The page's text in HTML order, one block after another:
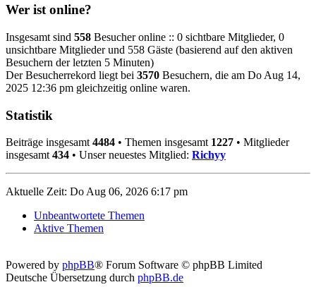
Wer ist online?
Insgesamt sind 558 Besucher online :: 0 sichtbare Mitglieder, 0
unsichtbare Mitglieder und 558 Gäste (basierend auf den aktiven
Besuchern der letzten 5 Minuten)
Der Besucherrekord liegt bei 3570 Besuchern, die am Do Aug 14,
2025 12:36 pm gleichzeitig online waren.
Statistik
Beiträge insgesamt 4484 • Themen insgesamt 1227 • Mitglieder
insgesamt 434 • Unser neuestes Mitglied: Richyy
Aktuelle Zeit: Do Aug 06, 2026 6:17 pm
Unbeantwortete Themen
Aktive Themen
Powered by phpBB® Forum Software © phpBB Limited
Deutsche Übersetzung durch phpBB.de